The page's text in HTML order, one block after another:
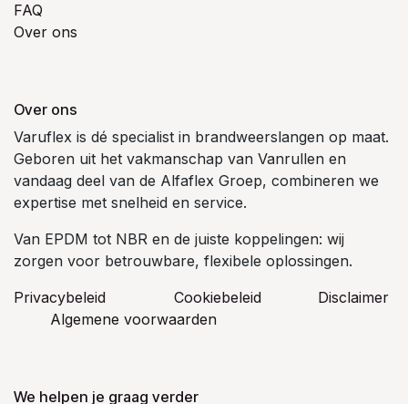
FAQ
Over ons
Over ons
Varuflex is dé specialist in brandweerslangen op maat.
Geboren uit het vakmanschap van Vanrullen en
vandaag deel van de Alfaflex Groep, combineren we
expertise met snelheid en service.
Van EPDM tot NBR en de juiste koppelingen: wij
zorgen voor betrouwbare, flexibele oplossingen.
Privacybeleid
Cookiebeleid
​Disclaimer
Algemene voorwaarden
We helpen je graag verder